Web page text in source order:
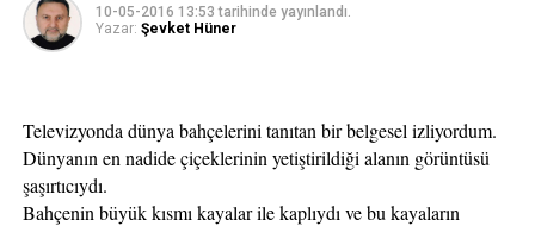
10-05-2016 13:53 tarihinde yayınlandı.
Yazar: Şevket Hüner
Televizyonda dünya bahçelerini tanıtan bir belgesel izliyordum.
Dünyanın en nadide çiçeklerinin yetiştirildiği alanın görüntüsü
şaşırtıcıydı.
Bahçenin büyük kısmı kayalar ile kaplıydı ve bu kayaların